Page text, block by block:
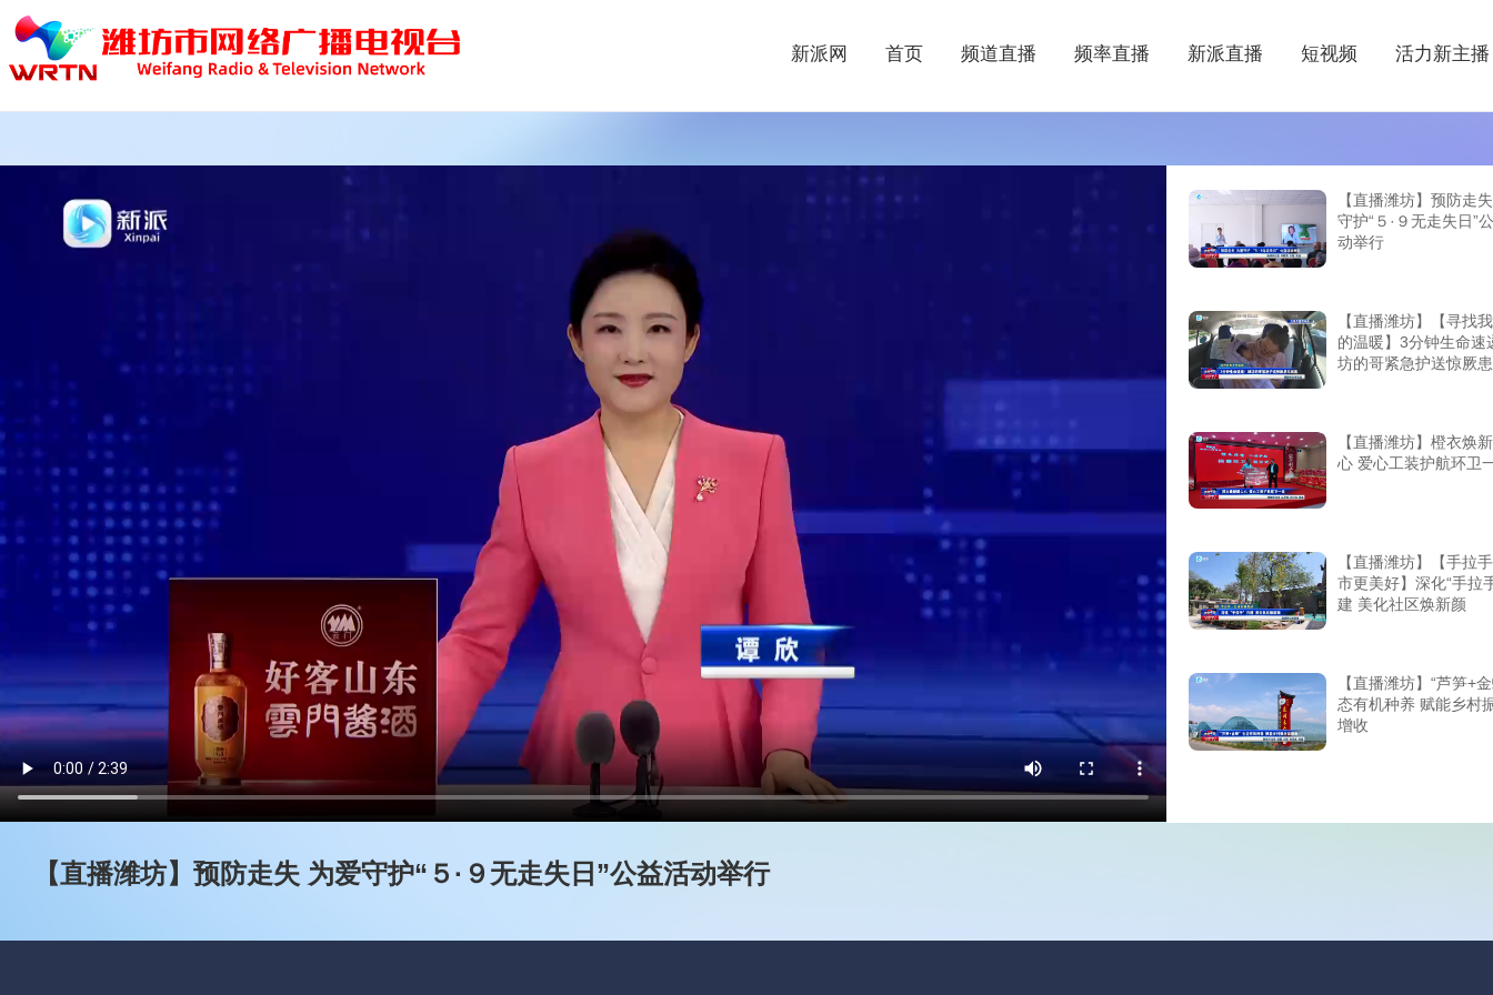
新派网 首页 频道直播 频率直播 新派直播 短视频 活力新主播
【直播潍坊】预防走失 为爱守护“５·９无走失日”公益活动举行
【直播潍坊】预防走
守护“５·９无走失日”
动举行
【直播潍坊】【寻找
的温暖】3分钟生命速
坊的哥紧急护送惊厥
【直播潍坊】橙衣焕
心 爱心工装护航环卫
【直播潍坊】【手拉
市更美好】深化“手拉
建 美化社区焕新颜
【直播潍坊】“芦笋+
态有机种养 赋能乡村
增收